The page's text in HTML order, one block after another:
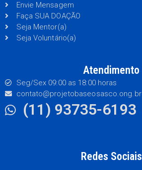
Envie Mensagem
Faça SUA DOAÇÃO
Seja Mentor(a)
Seja Voluntário(a)
Atendimento
Seg/Sex 09:00 as 18:00 horas
contato@projetobaseosasco.ong.br
(11) 93735-6193
Redes Sociais